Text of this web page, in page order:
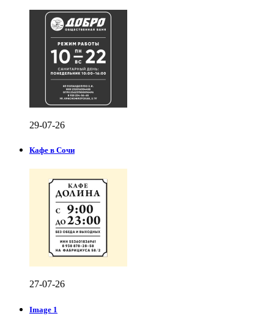
29-07-26
Кафе в Сочи
27-07-26
Image 1